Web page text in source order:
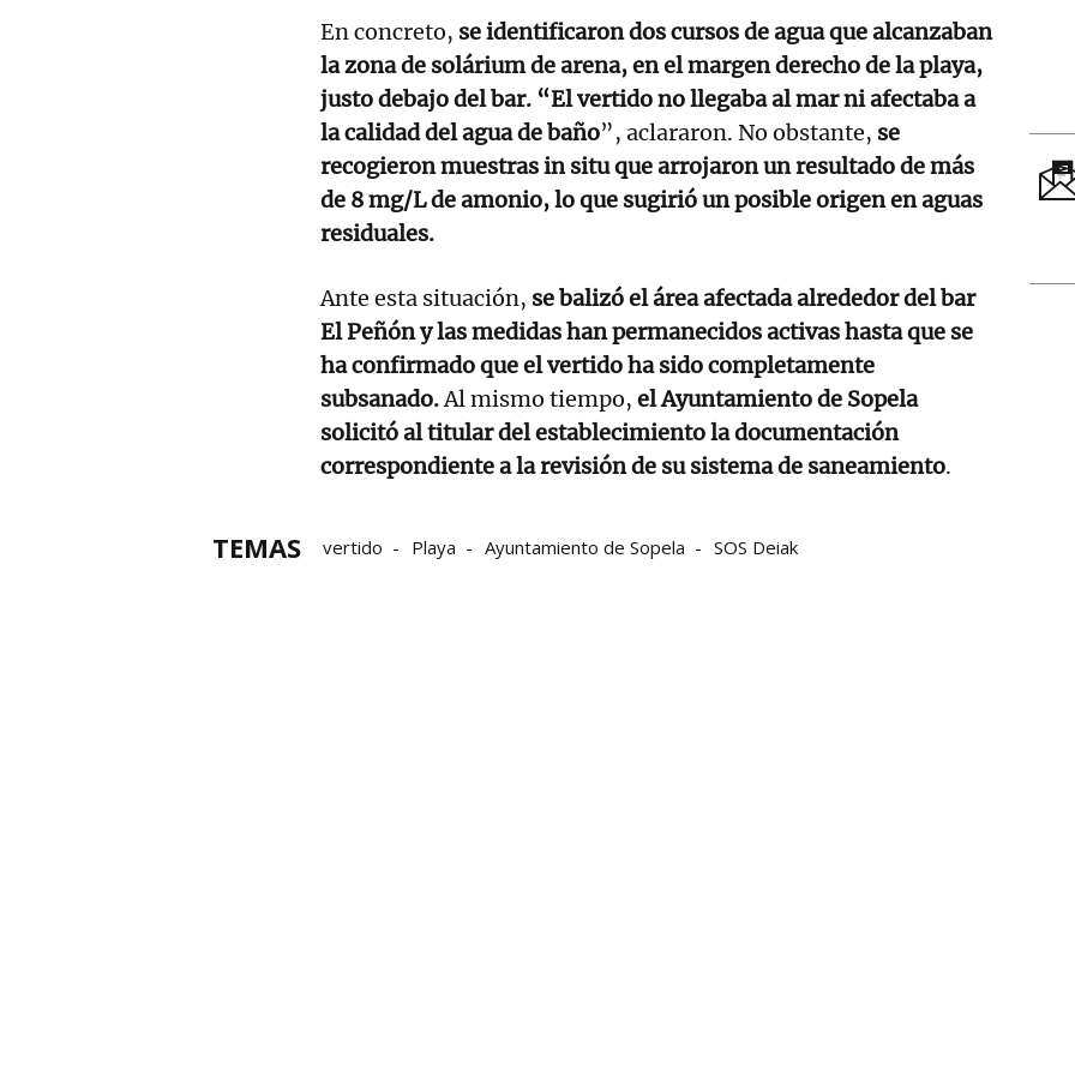
En concreto, se identificaron dos cursos de agua que alcanzaban
la zona de solárium de arena, en el margen derecho de la playa,
justo debajo del bar. “El vertido no llegaba al mar ni afectaba a
la calidad del agua de baño”, aclararon. No obstante, se
recogieron muestras in situ que arrojaron un resultado de más
de 8 mg/L de amonio, lo que sugirió un posible origen en aguas
residuales.
Ante esta situación, se balizó el área afectada alrededor del bar
El Peñón y las medidas han permanecidos activas hasta que se
ha confirmado que el vertido ha sido completamente
subsanado.Al mismo tiempo, el Ayuntamiento de Sopela
solicitó al titular del establecimiento la documentación
correspondiente a la revisión de su sistema de saneamiento.
TEMAS vertido Playa Ayuntamiento de Sopela SOS Deiak